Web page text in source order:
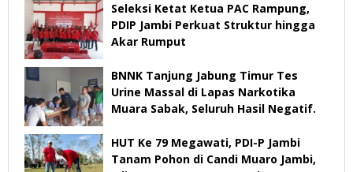
Seleksi Ketat Ketua PAC Rampung,
PDIP Jambi Perkuat Struktur hingga
Akar Rumput
BNNK Tanjung Jabung Timur Tes
Urine Massal di Lapas Narkotika
Muara Sabak, Seluruh Hasil Negatif.
HUT Ke 79 Megawati, PDI-P Jambi
Tanam Pohon di Candi Muaro Jambi,